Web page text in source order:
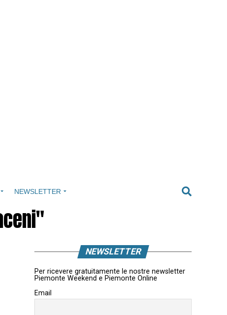
NEWSLETTER
NEWSLETTER
Per ricevere gratuitamente le nostre newsletter
Piemonte Weekend e Piemonte Online
Email